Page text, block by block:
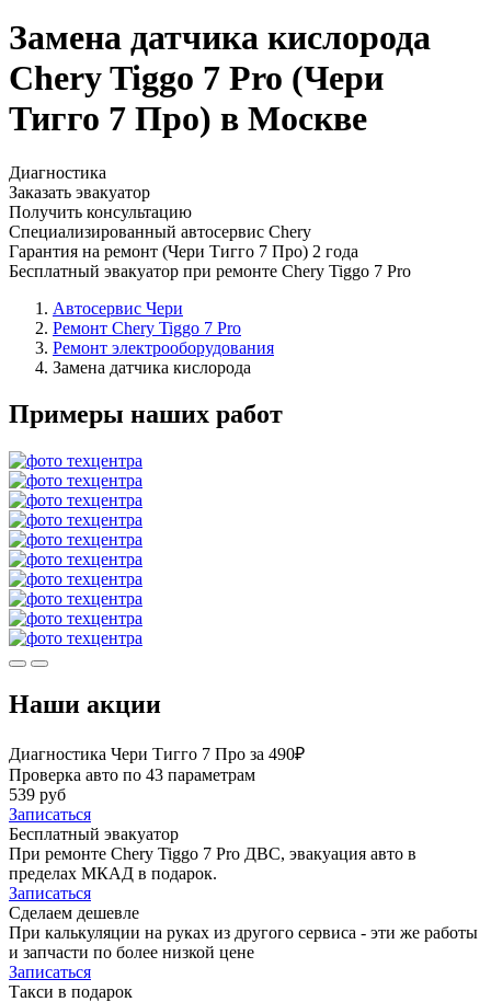
Замена датчика кислорода
Chery Tiggo 7 Pro (Чери
Тигго 7 Про) в Москве
Диагностика
Заказать эвакуатор
Получить консультацию
Специализированный автосервис Chery
Гарантия на ремонт (Чери Тигго 7 Про) 2 года
Бесплатный эвакуатор при ремонте Chery Tiggo 7 Pro
Автосервис Чери
Ремонт Chery Tiggo 7 Pro
Ремонт электрооборудования
Замена датчика кислорода
Примеры наших работ
Наши акции
Диагностика Чери Тигго 7 Про за 490₽
Проверка авто по 43 параметрам
539 руб
Записаться
Бесплатный эвакуатор
При ремонте Chery Tiggo 7 Pro ДВС, эвакуация авто в
пределах МКАД в подарок.
Записаться
Сделаем дешевле
При калькуляции на руках из другого сервиса - эти же работы
и запчасти по более низкой цене
Записаться
Такси в подарок